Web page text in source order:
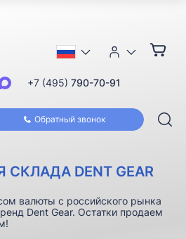
Обратный звонок
+7 (495) 790-70-91
DENT GEAR
валюты с российского рынка
Dent Gear. Остатки продаем